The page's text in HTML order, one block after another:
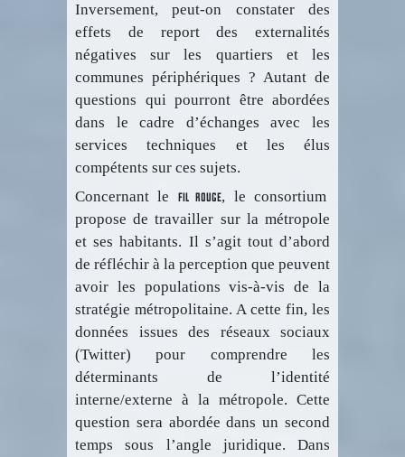
Inversement, peut-on constater des
effets de report des externalités
négatives sur les quartiers et les
communes périphériques ? Autant de
questions qui pourront être abordées
dans le cadre d’échanges avec les
services techniques et les élus
compétents sur ces sujets.
Concernant le fil rouge, le consortium
propose de travailler sur la métropole
et ses habitants. Il s’agit tout d’abord
de réfléchir à la perception que peuvent
avoir les populations vis-à-vis de la
stratégie métropolitaine. A cette fin, les
données issues des réseaux sociaux
(Twitter) pour comprendre les
déterminants de l’identité
interne/externe à la métropole. Cette
question sera abordée dans un second
temps sous l’angle juridique. Dans